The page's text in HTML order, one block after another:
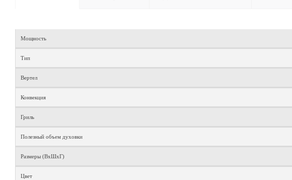
Мощность
Тип
Вертел
Конвекция
Гриль
Полезный объем духовки
Размеры (ВхШхГ)
Цвет